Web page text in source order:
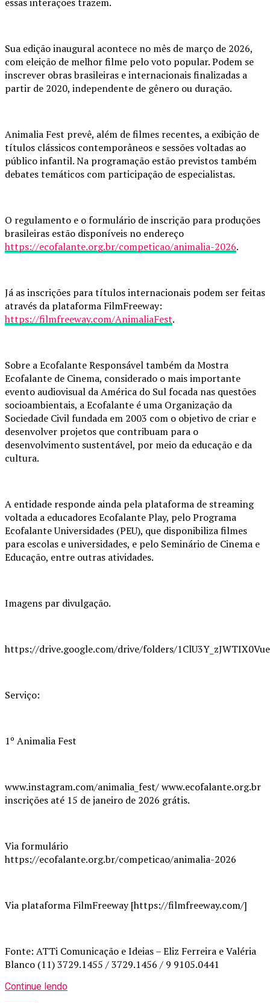
Sua edição inaugural acontece no mês de março de 2026,
com eleição de melhor filme pelo voto popular. Podem se
inscrever obras brasileiras e internacionais finalizadas a
partir de 2020, independente de gênero ou duração.
Animalia Fest prevê, além de filmes recentes, a exibição de
títulos clássicos contemporâneos e sessões voltadas ao
público infantil. Na programação estão previstos também
debates temáticos com participação de especialistas.
O regulamento e o formulário de inscrição para produções
brasileiras estão disponíveis no endereço
https://ecofalante.org.br/competicao/animalia-2026.
Já as inscrições para títulos internacionais podem ser feitas
através da plataforma FilmFreeway:
https://filmfreeway.com/AnimaliaFest.
Sobre a Ecofalante Responsável também da Mostra
Ecofalante de Cinema, considerado o mais importante
evento audiovisual da América do Sul focada nas questões
socioambientais, a Ecofalante é uma Organização da
Sociedade Civil fundada em 2003 com o objetivo de criar e
desenvolver projetos que contribuam para o
desenvolvimento sustentável, por meio da educação e da
cultura.
A entidade responde ainda pela plataforma de streaming
voltada a educadores Ecofalante Play, pelo Programa
Ecofalante Universidades (PEU), que disponibiliza filmes
para escolas e universidades, e pelo Seminário de Cinema e
Educação, entre outras atividades.
Imagens par divulgação.
https://drive.google.com/drive/folders/
Serviço:
1º Animalia Fest
www.instagram.com/animalia_fest/ www.ecofalante.org.br
inscrições até 15 de janeiro de 2026 grátis.
Via formulário
https://ecofalante.org.br/competicao/animalia-2026
Via plataforma FilmFreeway [https://filmfreeway.com/]
Fonte: ATTi Comunicação e Ideias – Eliz Ferreira e Valéria
Blanco (11) 3729.1455 / 3729.1456 / 9 9105.0441
Continue lendo